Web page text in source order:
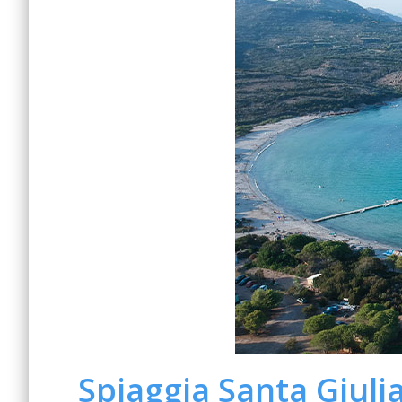
Spiaggia Santa